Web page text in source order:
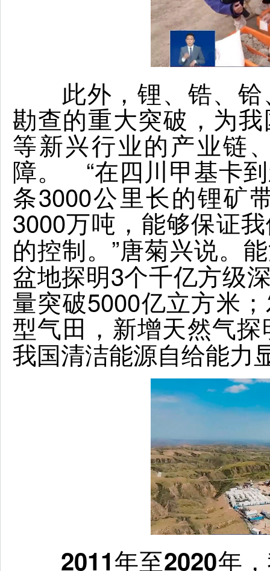
此外，锂、锆、铪
勘查的重大突破，为
等新兴行业的产业链
障。 “在四川甲基卡
条3000公里长的锂矿
3000万吨， 能够保证
的控制。”唐菊兴说。
盆地探明3个千亿方级
量突破5000亿立方米；
型气田，新增天然气
我国清洁能源自给能力
2011年至2020年